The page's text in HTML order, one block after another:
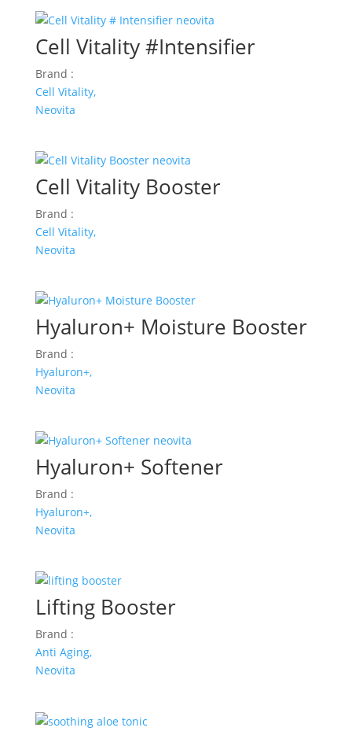
Cell Vitality #Intensifier
Brand :
Cell Vitality,
Neovita
Cell Vitality Booster
Brand :
Cell Vitality,
Neovita
Hyaluron+ Moisture Booster
Brand :
Hyaluron+,
Neovita
Hyaluron+ Softener
Brand :
Hyaluron+,
Neovita
Lifting Booster
Brand :
Anti Aging,
Neovita